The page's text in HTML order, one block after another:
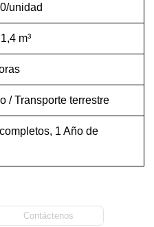
unidad
m³
/ Transporte terrestre
1 Año de
Contáctenos